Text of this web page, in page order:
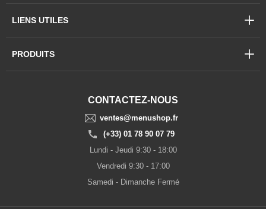
CONTACTEZ-NOUS
ventes@menushop.fr
(+33) 01 78 90 07 79
Lundi - Jeudi 9:30 - 18:00
Vendredi 9:30 - 17:00
Samedi - Dimanche Fermé
LIENS UTILES
PRODUITS